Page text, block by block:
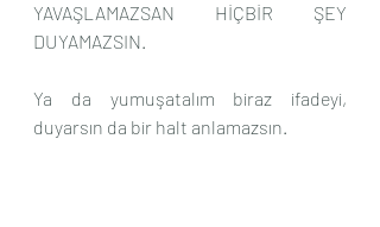
YAVAŞLAMAZSAN HİÇBİR ŞEY
DUYAMAZSIN.
Ya da yumuşatalım biraz ifadeyi,
duyarsın da bir halt anlamazsın.